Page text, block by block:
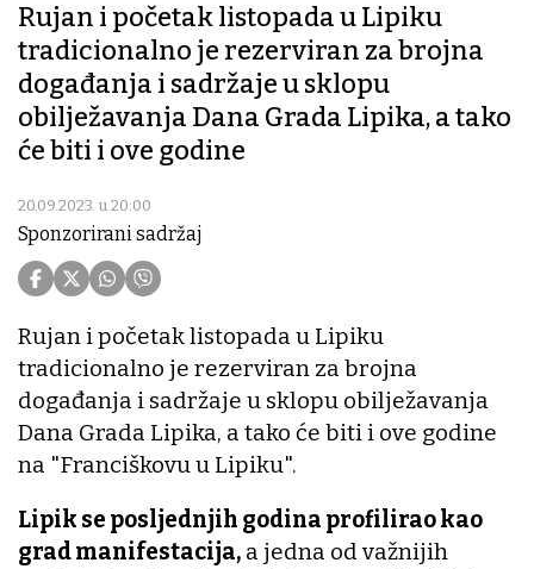
Rujan i početak listopada u Lipiku
tradicionalno je rezerviran za brojna
događanja i sadržaje u sklopu
obilježavanja Dana Grada Lipika, a tako
će biti i ove godine
20.09.2023. u 20:00
Sponzorirani sadržaj
Rujan i početak listopada u Lipiku
tradicionalno je rezerviran za brojna
događanja i sadržaje u sklopu obilježavanja
Dana Grada Lipika, a tako će biti i ove godine
na "Franciškovu u Lipiku".
Lipik se posljednjih godina profilirao kao
grad manifestacija, a jedna od važnijih